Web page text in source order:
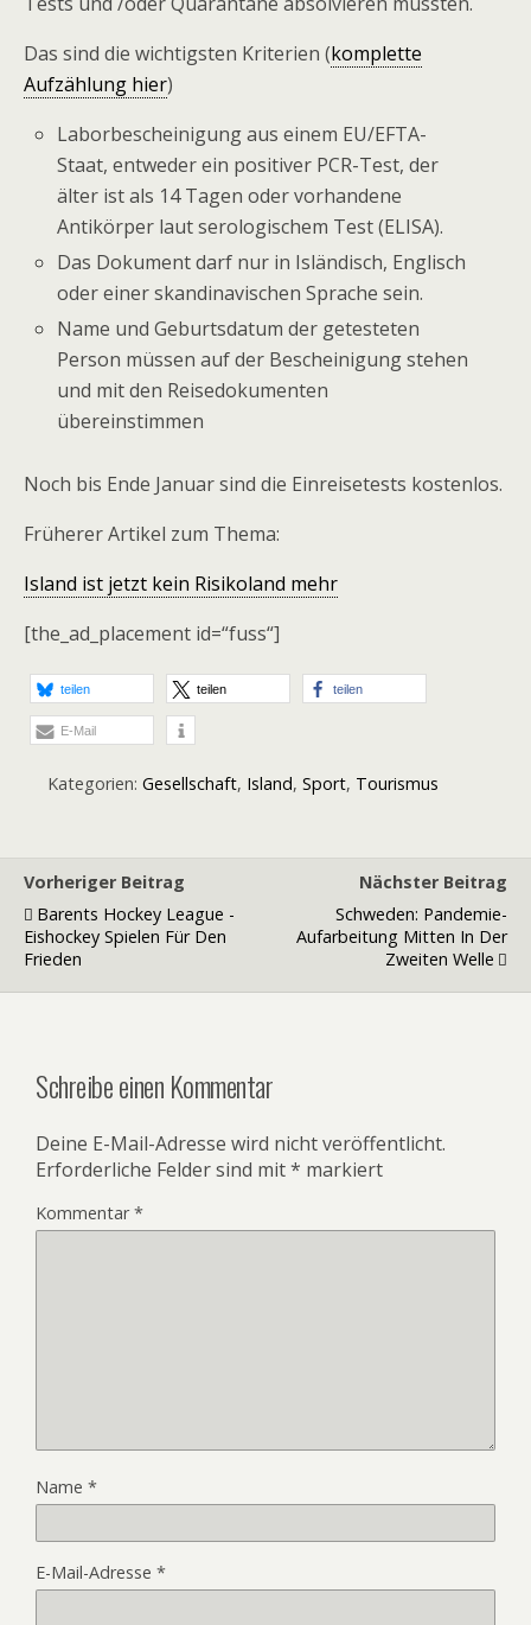
Das sind die wichtigsten Kriterien (komplette
Aufzählung hier)
Laborbescheinigung aus einem EU/EFTA-
Staat, entweder ein positiver PCR-Test, der
älter ist als 14 Tagen oder vorhandene
Antikörper laut serologischem Test (ELISA).
Das Dokument darf nur in Isländisch, Englisch
oder einer skandinavischen Sprache sein.
Name und Geburtsdatum der getesteten
Person müssen auf der Bescheinigung stehen
und mit den Reisedokumenten
übereinstimmen
Noch bis Ende Januar sind die Einreisetests kostenlos.
Früherer Artikel zum Thema:
Island ist jetzt kein Risikoland mehr
[the_ad_placement id=“fuss“]
teilen teilen teilen
E-Mail
Kategorien: Gesellschaft, Island, Sport, Tourismus
Vorheriger Beitrag
Barents Hockey League -
Eishockey Spielen Für Den
Frieden
Nächster Beitrag
Schweden: Pandemie-
Aufarbeitung Mitten In Der
Zweiten Welle
Schreibe einen Kommentar
Deine E-Mail-Adresse wird nicht veröffentlicht.
Erforderliche Felder sind mit* markiert
Kommentar*
Name *
E-Mail-Adresse *